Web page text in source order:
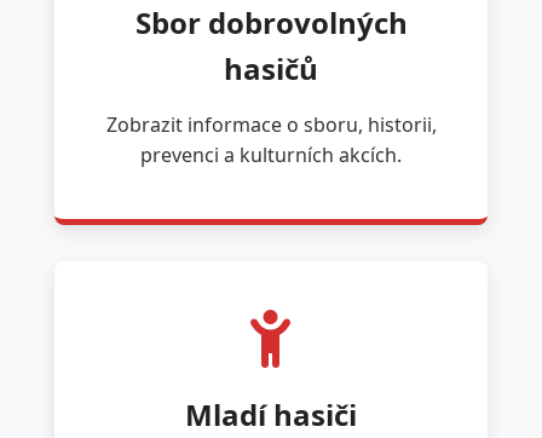
Sbor dobrovolných
hasičů
Zobrazit informace o sboru, historii,
prevenci a kulturních akcích.
Mladí hasiči